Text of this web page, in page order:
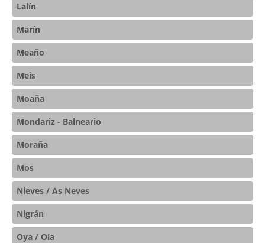
Lalín
Marín
Meaño
Meis
Moaña
Mondariz - Balneario
Moraña
Mos
Nieves / As Neves
Nigrán
Oya / Oia